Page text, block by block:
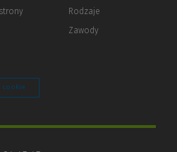
Rodzaje
Zawody
cookie